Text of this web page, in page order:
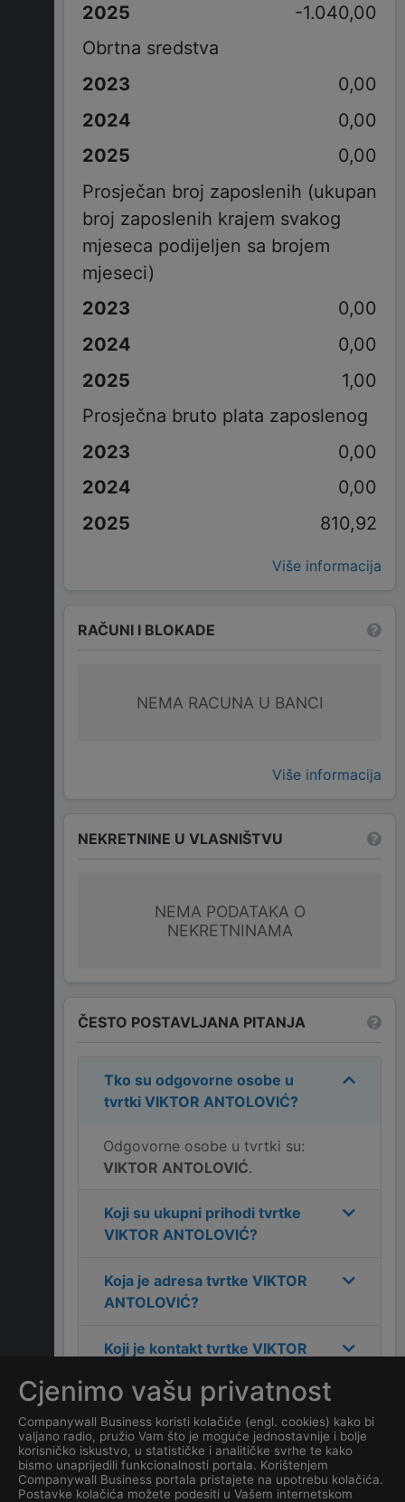
-1.040,00
Obrtna sredstva
0,00
0,00
0,00
Prosječan broj zaposlenih (ukupan
broj zaposlenih krajem svakog
mjeseca podijeljen sa brojem
mjeseci)
0,00
0,00
1,00
Prosječna bruto plata zaposlenog
0,00
0,00
810,92
Više informacija
RAČUNI I BLOKADE
NEMA RACUNA U BANCI
Više informacija
NEKRETNINE U VLASNIŠTVU
NEMA PODATAKA O
NEKRETNINAMA
ČESTO POSTAVLJANA PITANJA
Tko su odgovorne osobe u
tvrtki VIKTOR ANTOLOVIĆ?
Odgovorne osobe u tvrtki su:
VIKTOR ANTOLOVIĆ.
Koji su ukupni prihodi tvrtke
VIKTOR ANTOLOVIĆ?
Koja je adresa tvrtke VIKTOR
ANTOLOVIĆ?
Koji je kontakt tvrtke VIKTOR
Koliko ima zaposlenih
kompanijaVIKTOR
ANTOLOVIĆ?
Cjenimo vašu privatnost
Companywall Business koristi kolačiće (engl. cookies) kako bi
valjano radio, pružio Vam što je moguće jednostavnije i bolje
korisničko iskustvo, u statističke i analitičke svrhe te kako
bismo unaprijedili funkcionalnosti portala. Korištenjem
Companywall Business portala pristajete na upotrebu kolačića.
Postavke kolačića možete podesiti u Vašem internetskom